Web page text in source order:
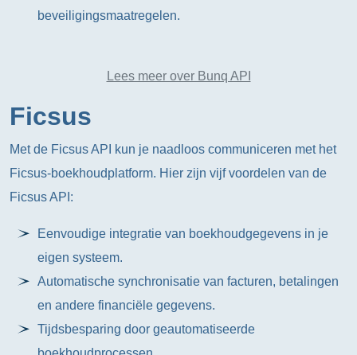
beveiligingsmaatregelen.
Lees meer over Bunq API
Ficsus
Met de Ficsus API kun je naadloos communiceren met het
Ficsus-boekhoudplatform. Hier zijn vijf voordelen van de
Ficsus API:
Eenvoudige integratie van boekhoudgegevens in je
eigen systeem.
Automatische synchronisatie van facturen, betalingen
en andere financiële gegevens.
Tijdsbesparing door geautomatiseerde